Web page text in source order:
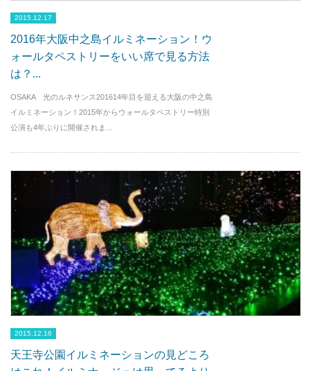
2015.12.17
2016年大阪中之島イルミネーション！ウ
ォールタペストリーをいい席で見る方法
は？...
OSAKA 光のルネサンス201614年目を迎える大阪の中之島
イルミネーション！2015年からウォールタペストリー特別
公演も4年ぶりに開催されま...
2015.12.16
天王寺公園イルミネーションの見どころ